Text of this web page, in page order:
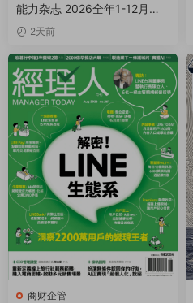
能力杂志 2026全年1-12月共1
2期 PDF
2天前
商财企管